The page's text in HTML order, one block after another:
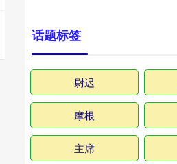
话题标签
尉迟
摩根
主席